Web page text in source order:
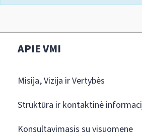
APIE VMI
Misija, Vizija ir Vertybės
Struktūra ir kontaktinė
Konsultavimasis su visuomene